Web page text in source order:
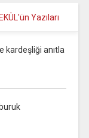
Yazıları
kardeşliği anıtla